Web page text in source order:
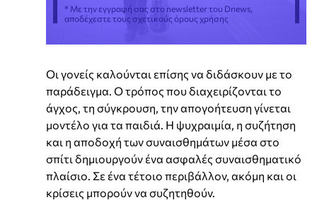
* Με την εγγραφή σας στο newsletter του Dnews,
αποδέχεστε τους σχετικούς όρους χρήσης
Οι γονείς καλούνται επίσης να διδάσκουν με το
παράδειγμα. Ο τρόπος που διαχειρίζονται το
άγχος, τη σύγκρουση, την απογοήτευση γίνεται
μοντέλο για τα παιδιά. Η ψυχραιμία, η συζήτηση
και η αποδοχή των συναισθημάτων μέσα στο
σπίτι δημιουργούν ένα ασφαλές συναισθηματικό
πλαίσιο. Σε ένα τέτοιο περιβάλλον, ακόμη και οι
κρίσεις μπορούν να συζητηθούν.